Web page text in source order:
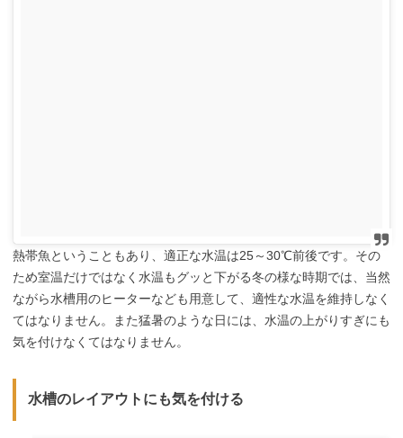
熱帯魚ということもあり、適正な水温は25～30℃前後です。その
ため室温だけではなく水温もグッと下がる冬の様な時期では、当然
ながら水槽用のヒーターなども用意して、適性な水温を維持しなく
てはなりません。また猛暑のような日には、水温の上がりすぎにも
気を付けなくてはなりません。
水槽のレイアウトにも気を付ける